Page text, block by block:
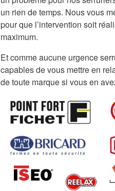
un rien de temps. Nous vous
pour que l’intervention soit
maximum.
Et comme aucune urgence
capables de vous mettre en
de toute marque si vous en